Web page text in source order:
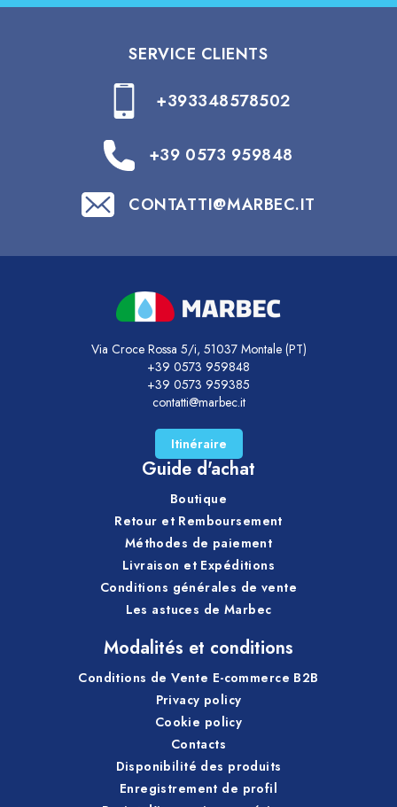
SERVICE CLIENTS
+393348578502
+39 0573 959848
CONTATTI@MARBEC.IT
Via Croce Rossa 5/i, 51037 Montale (PT)
+39 0573 959848
+39 0573 959385
contatti@marbec.it
Itinéraire
Guide d'achat
Boutique
Retour et Remboursement
Méthodes de paiement
Livraison et Expéditions
Conditions générales de vente
Les astuces de Marbec
Modalités et conditions
Conditions de Vente E-commerce B2B
Privacy policy
Cookie policy
Contacts
Disponibilité des produits
Enregistrement de profil